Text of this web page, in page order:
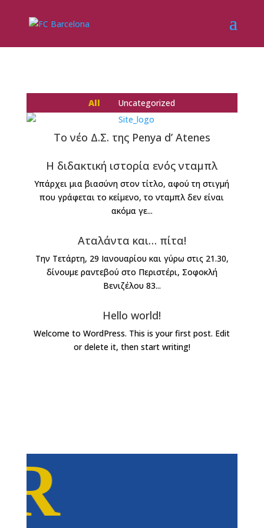
All Uncategorized
Το νέο Δ.Σ. της Penya d’ Atenes
Η διδακτική ιστορία ενός νταμπλ
Υπάρχει μια βιασύνη στον τίτλο, αφού τη στιγμή
που γράφεται το κείμενο, το νταμπλ δεν είναι
ακόμα γε...
Αταλάντα και… πίτα!
Την Τετάρτη, 29 Ιανουαρίου και γύρω στις 21.30,
δίνουμε ραντεβού στο Περιστέρι, Σοφοκλή
Βενιζέλου 83...
Hello world!
Welcome to WordPress. This is your first post. Edit
or delete it, then start writing!